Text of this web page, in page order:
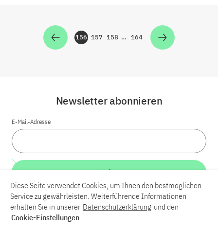
Zur Seite
156 Zur Seite
157 Zur Seite
158 … Zur Seite
164
LinkedInBlueskyYouTube
Newsletter abonnieren
E-Mail-Adresse
Weiter
Diese Seite verwendet Cookies, um Ihnen den bestmöglichen
Service zu gewährleisten. Weiterführende Informationen
erhalten Sie in unserer Datenschutzerklärung und den
Cookie-Einstellungen.